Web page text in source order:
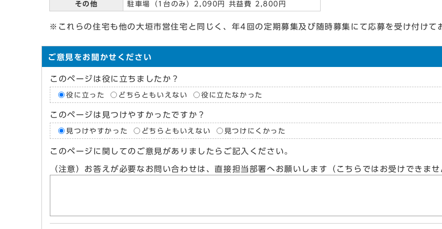
その他 駐車場（1台のみ）2,090円 共益費 2,800円
※これらの住宅も他の大垣市営住宅と同じく、年4回の定期募集及び随時募集にて応募を受け付けて
ご意見をお聞かせください
このページは役に立ちましたか？
役に立った どちらともいえない 役に立たなかった
このページは見つけやすかったですか？
見つけやすかった どちらともいえない 見つけにくかった
このページに関してのご意見がありましたらご記入ください。
（注意）お答えが必要なお問い合わせは、直接担当部署へお願いします（こちらではお受けできま